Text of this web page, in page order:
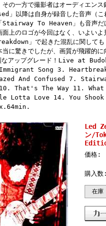
の一方で撮影者はオーディエンス
」以降は自身が録音した音声（こ
Stairway To Heaven」も音声だ
上のロゴが今回はなく、いよい
」で起きた混乱に関しても
に驚きでしたが、画質が飛躍的
烈なアップグレード！Live at
Song 3.
And Confused 7.
That's The Way 11.
Lotta Love 14. You Shook
Led
ン/
価格:
購入数:
在庫